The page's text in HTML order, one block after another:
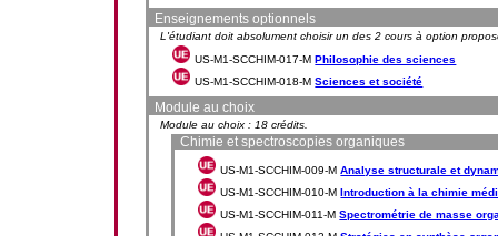
Enseignements optionnels
L'étudiant doit absolument choisir un des 2 cours à option
US-M1-SCCHIM-017-MPhilosophie des sciences
US-M1-SCCHIM-018-MSciences et société
Module au choix
Module au choix : 18 crédits.
Chimie et spectroscopies organiques
US-M1-SCCHIM-009-MAnalyse structurale et
US-M1-SCCHIM-010-MIntroduction à la chimie
US-M1-SCCHIM-011-MSpectrométrie de masse